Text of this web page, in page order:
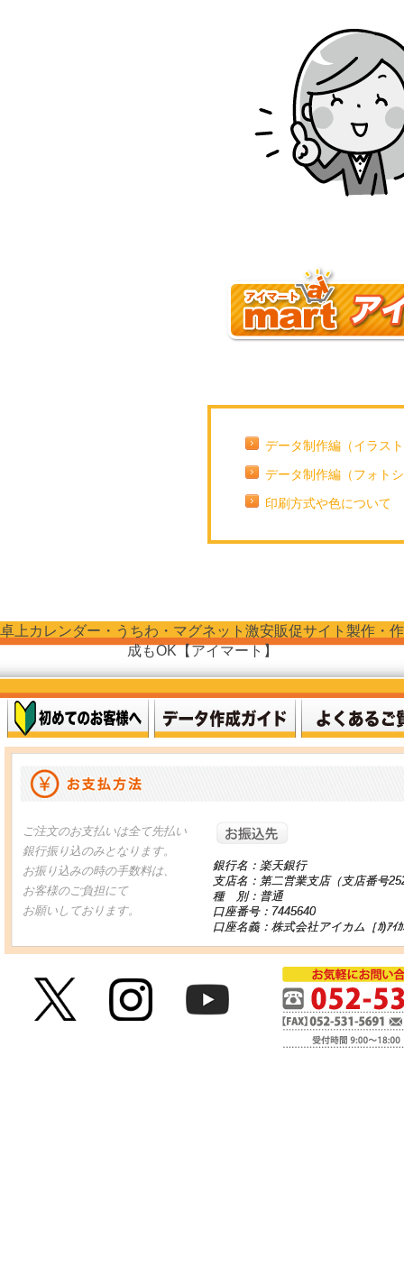
データ制作編（イラス
データ制作編（フォト
印刷方式や色について
卓上カレンダー・うちわ・マグネット激安販促サイト製作・作
成もOK【アイマート】
ご注文のお支払いは全て先払い
銀行振り込のみとなります。
お振り込みの時の手数料は、
お客様のご負担にて
お願いしております。
銀行名：楽天銀行
支店名：第二営業支店（支店番号
種 別：普通
口座番号：7445640
口座名義：株式会社アイカム［ｶ)ｱｲｶ